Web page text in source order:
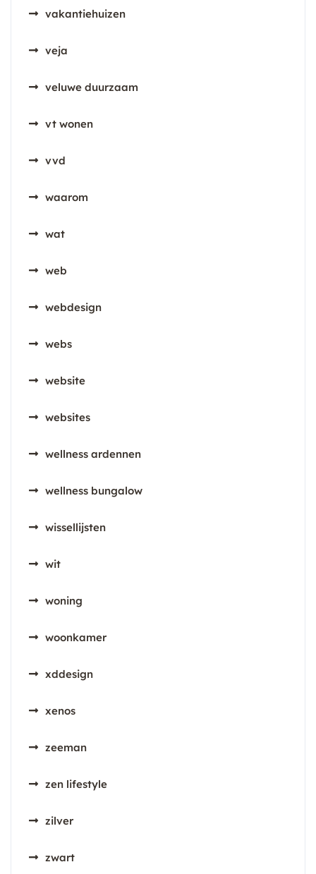
vakantiehuizen
veja
veluwe duurzaam
vt wonen
vvd
waarom
wat
web
webdesign
webs
website
websites
wellness ardennen
wellness bungalow
wissellijsten
wit
woning
woonkamer
xddesign
xenos
zeeman
zen lifestyle
zilver
zwart